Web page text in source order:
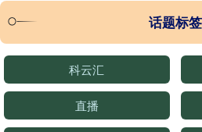
话题标签
科云汇
直播